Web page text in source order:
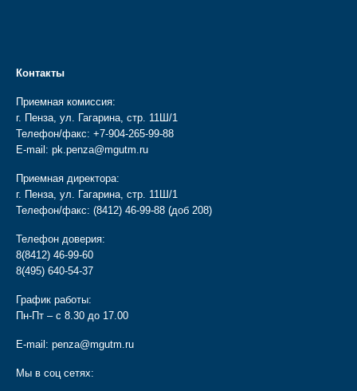
Контакты
Приемная комиссия:
г. Пенза, ул. Гагарина, стр. 11Ш/1
Телефон/факс: +7-904-265-99-88
E-mail: pk.penza@mgutm.ru
Приемная директора:
г. Пенза, ул. Гагарина, стр. 11Ш/1
Телефон/факс: (8412) 46-99-88 (доб 208)
Телефон доверия:
8(8412) 46-99-60
8(495) 640-54-37
График работы:
Пн-Пт – с 8.30 до 17.00
E-mail: penza@mgutm.ru
Мы в соц сетях: